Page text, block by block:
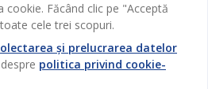
juridice
Făcând clic pe "Acceptă
cele trei scopuri.
și prelucrarea datelor
politica privind cookie-